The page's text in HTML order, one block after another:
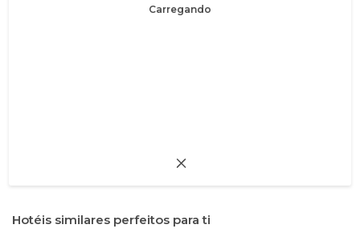
Carregando
Hotéis similares perfeitos para ti